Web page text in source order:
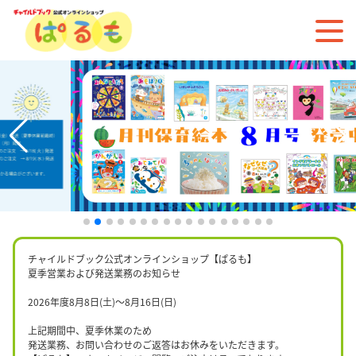
チャイルドブック公式オンラインショップ【ぱるも】
夏季営業および発送業務のお知らせ
2026年度8月8日(土)〜8月16日(日)
上記期間中、夏季休業のため
発送業務、お問い合わせのご返答はお休みをいただきます。